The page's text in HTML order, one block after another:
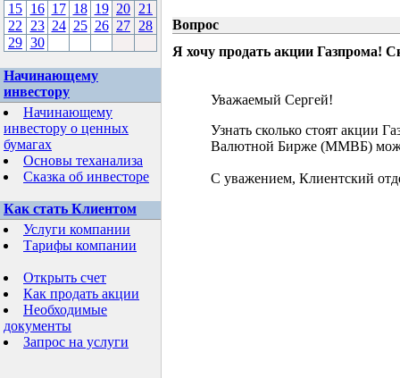
15 16 17 18 19 20 21
22
23 24 25 26 27 28
29 30
Начинающему
инвестору
Начинающему
инвестору о ценных
бумагах
Основы теханализа
Сказка об инвесторе
Как стать Клиентом
Услуги компании
Тарифы компании
Открыть счет
Как продать акции
Необходимые
документы
Запрос на услуги
Вопрос
Я хочу продать акции Газпрома!
Уважаемый Сергей!
Узнать сколько стоят акции
Валютной Бирже (ММВБ)
С уважением, Клиентский